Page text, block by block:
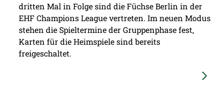
dritten Mal in Folge sind die Füchse Berlin in der
EHF Champions League vertreten. Im neuen Modus
stehen die Spieltermine der Gruppenphase fest,
Karten für die Heimspiele sind bereits
freigeschaltet.